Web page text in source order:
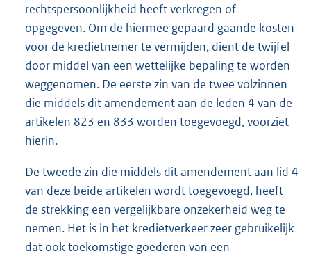
rechtspersoonlijkheid heeft verkregen of
opgegeven. Om de hiermee gepaard gaande kosten
voor de kredietnemer te vermijden, dient de twijfel
door middel van een wettelijke bepaling te worden
weggenomen. De eerste zin van de twee volzinnen
die middels dit amendement aan de leden 4 van de
artikelen 823 en 833 worden toegevoegd, voorziet
hierin.
De tweede zin die middels dit amendement aan lid 4
van deze beide artikelen wordt toegevoegd, heeft
de strekking een vergelijkbare onzekerheid weg te
nemen. Het is in het kredietverkeer zeer gebruikelijk
dat ook toekomstige goederen van een